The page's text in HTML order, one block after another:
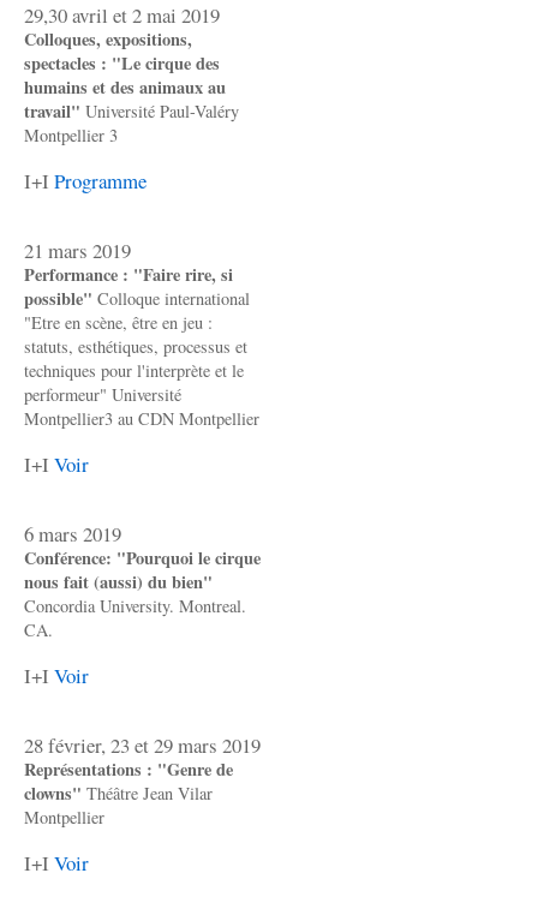
29,30 avril et 2 mai 2019
Colloques, expositions,
spectacles : "Le cirque des
humains et des animaux au
travail" Université Paul-Valéry
Montpellier 3
I+I Programme
21 mars 2019
Performance : "Faire rire, si
possible" Colloque international
"Etre en scène, être en jeu :
statuts, esthétiques, processus et
techniques pour l'interprète et le
performeur" Université
Montpellier3 au CDN Montpellier
I+I Voir
6 mars 2019
Conférence: "Pourquoi le cirque
nous fait (aussi) du bien"
Concordia University. Montreal.
CA.
I+I Voir
28 février, 23 et 29 mars 2019
Représentations : "Genre de
clowns" Théâtre Jean Vilar
Montpellier
I+I Voir